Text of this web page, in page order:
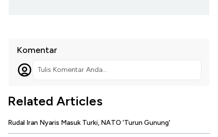
Komentar
Tulis Komentar Anda...
Related Articles
Rudal Iran Nyaris Masuk Turki, NATO 'Turun Gunung'